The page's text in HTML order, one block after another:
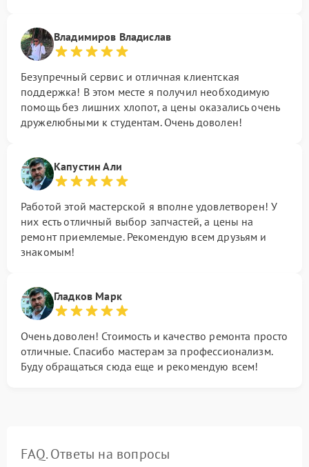
Владимиров Владислав
Безупречный сервис и отличная клиентская
поддержка! В этом месте я получил необходимую
помощь без лишних хлопот, а цены оказались очень
дружелюбными к студентам. Очень доволен!
Капустин Али
Работой этой мастерской я вполне удовлетворен! У
них есть отличный выбор запчастей, а цены на
ремонт приемлемые. Рекомендую всем друзьям и
знакомым!
Гладков Марк
Очень доволен! Стоимость и качество ремонта просто
отличные. Спасибо мастерам за профессионализм.
Буду обращаться сюда еще и рекомендую всем!
FAQ. Ответы на вопросы